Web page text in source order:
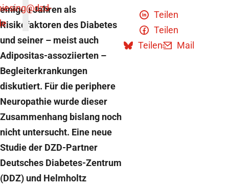
einigen Jahren als
Risikofaktoren des Diabetes
und seiner – meist auch
Adipositas-assoziierten –
Begleiterkrankungen
diskutiert. Für die periphere
Neuropathie wurde dieser
Zusammenhang bislang noch
nicht untersucht. Eine neue
Studie der DZD-Partner
Deutsches Diabetes-Zentrum
(DDZ) und Helmholtz
Teilen
Teilen
Teilen
Mail
@dzd-